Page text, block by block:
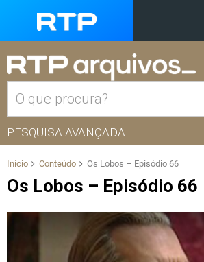
PESQUISA AVANÇADA
Início Conteúdo Os Lobos – Episódio 66
Os Lobos – Episódio 66